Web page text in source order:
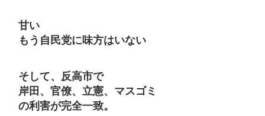
甘い
もう自民党に味方はいない
そして、反高市で
岸田、官僚、立憲、マスゴミ
の利害が完全一致。